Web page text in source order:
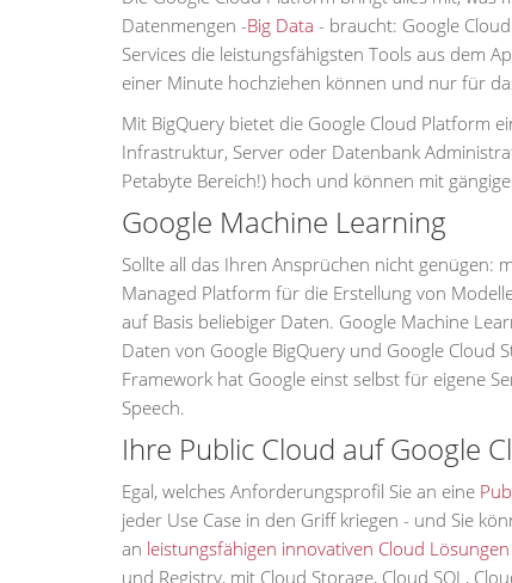
Datenmengen -Big Data - braucht: Google
Services die leistungsfähigsten Tools aus dem
einer Minute hochziehen können und nur für
Mit BigQuery bietet die Google Cloud Platform
Infrastruktur, Server oder Datenbank
Petabyte Bereich!) hoch und können mit
Google Machine Learning
Sollte all das Ihren Ansprüchen nicht genügen:
Managed Platform für die Erstellung von
auf Basis beliebiger Daten. Google Machine
Daten von Google BigQuery und Google Cloud
Framework hat Google einst selbst für eigene
Speech.
Ihre Public Cloud auf Google
Egal, welches Anforderungsprofil Sie an eine
jeder Use Case in den Griff kriegen - und Sie
an leistungsfähigen innovativen Cloud Lösungen
und Registry, mit Cloud Storage, Cloud SQL,